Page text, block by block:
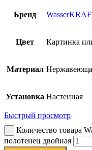
Бренд
Цвет Картинка
Материал
Установка Настенная
Быстрый просмотр
Количество товара
полотенец двойная